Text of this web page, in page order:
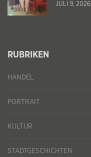
JULI 9, 2026
RUBRIKEN
HANDEL
PORTRAIT
KULTUR
STADTGESCHICHTEN